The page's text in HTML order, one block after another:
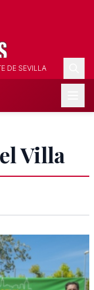
DE SEVILLA
Villa